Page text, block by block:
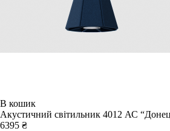
В кошик
Акустичний світильник 4012 АС
6395 ₴